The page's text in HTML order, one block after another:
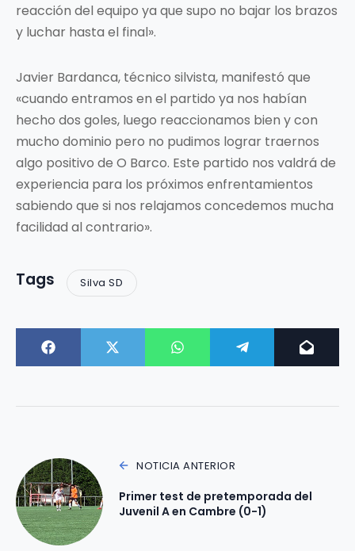
reacción del equipo ya que supo no bajar los brazos
y luchar hasta el final».
Javier Bardanca, técnico silvista, manifestó que
«cuando entramos en el partido ya nos habían
hecho dos goles, luego reaccionamos bien y con
mucho dominio pero no pudimos lograr traernos
algo positivo de O Barco. Este partido nos valdrá de
experiencia para los próximos enfrentamientos
sabiendo que si nos relajamos concedemos mucha
facilidad al contrario».
Tags Silva SD
NOTICIA ANTERIOR
Primer test de pretemporada del
Juvenil A en Cambre (0-1)